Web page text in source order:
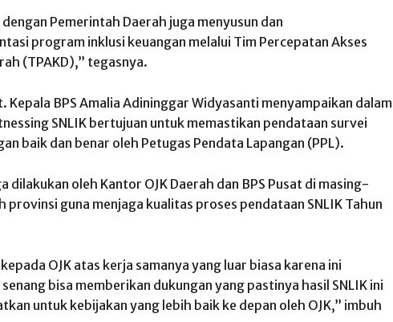
dengan Pemerintah Daerah juga menyusun dan
program inklusi keuangan melalui Tim Percepatan Akses
(TPAKD),” tegasnya.
Kepala BPS Amalia Adininggar Widyasanti menyampaikan dalam
SNLIK bertujuan untuk memastikan pendataan survei
baik dan benar oleh Petugas Pendata Lapangan (PPL).
dilakukan oleh Kantor OJK Daerah dan BPS Pusat di masing-
provinsi guna menjaga kualitas proses pendataan SNLIK Tahun
OJK atas kerja samanya yang luar biasa karena ini
bisa memberikan dukungan yang pastinya hasil SNLIK ini
untuk kebijakan yang lebih baik ke depan oleh OJK,” imbuh